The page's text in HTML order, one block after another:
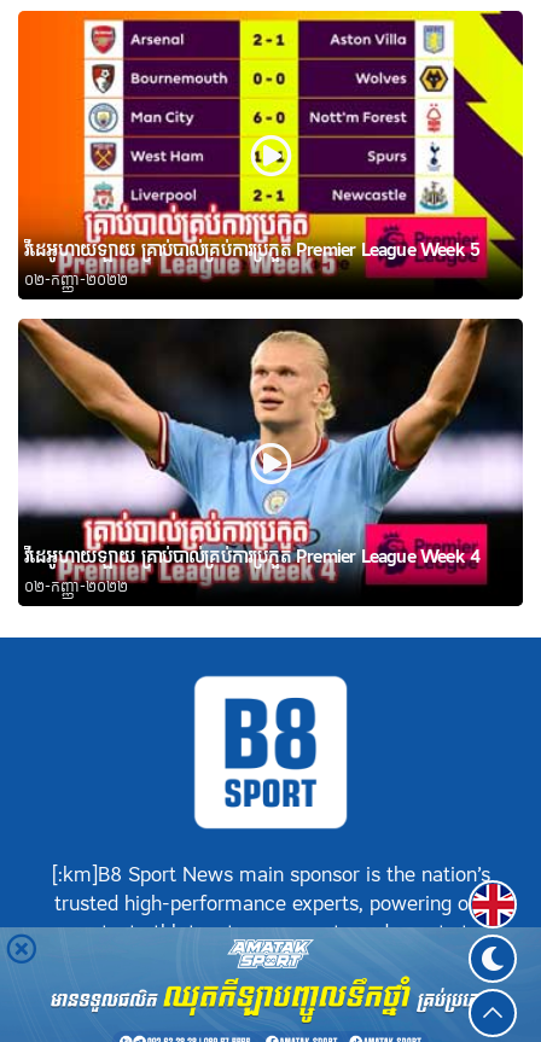
វីដេអូហាយឡាយ គ្រាប់បាល់គ្រប់ការប្រកួត Premier League Week 5
០២-កញ្ញា-២០២២
វីដេអូហាយឡាយ គ្រាប់បាល់គ្រប់ការប្រកួត Premier League Week 4
០២-កញ្ញា-២០២២
[:km]B8 Sport News main sponsor is the nation’s
trusted high-performance experts, powering our
greatest athletes, teams, sports and events to
achieve positive success.[:]